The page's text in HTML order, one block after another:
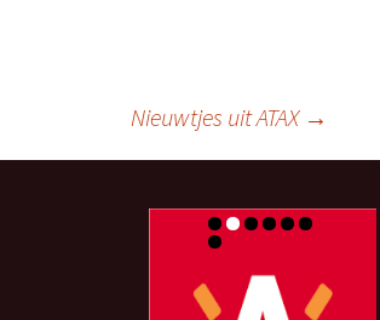
Nieuwtjes uit ATAX →